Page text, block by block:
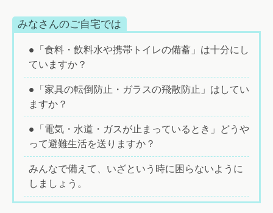
みなさんのご自宅では
●「食料・飲料水や携帯トイレの備蓄」は十分にし
ていますか？
●「家具の転倒防止・ガラスの飛散防止」はしてい
ますか？
●「電気・水道・ガスが止まっているとき」どうや
って避難生活を送りますか？
みんなで備えて、いざという時に困らないように
しましょう。